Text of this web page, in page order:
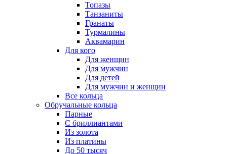
Топазы
Танзаниты
Гранаты
Турмалины
Аквамарин
Для кого
Для женщин
Для мужчин
Для детей
Для мужчин и женщин
Все кольца
Обручальные кольца
Парные
С бриллиантами
Из золота
Из платины
До 50 тысяч